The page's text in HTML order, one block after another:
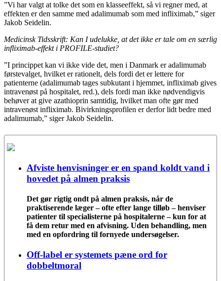
”Vi har valgt at tolke det som en klasseeffekt, så vi regner med, at
effekten er den samme med adalimumab som med infliximab,” siger
Jakob Seidelin.
Medicinsk Tidsskrift: Kan I udelukke, at det ikke er tale om en særlig
infliximab-effekt i PROFILE-studiet?
”I princippet kan vi ikke vide det, men i Danmark er adalimumab
førstevalget, hvilket er rationelt, dels fordi det er lettere for
patienterne (adalimumab tages subkutant i hjemmet, infliximab gives
intravenøst på hospitalet, red.), dels fordi man ikke nødvendigvis
behøver at give azathioprin samtidig, hvilket man ofte gør med
intravenøst infliximab. Bivirkningsprofilen er derfor lidt bedre med
adalimumab,” siger Jakob Seidelin.
Afviste henvisninger er en spand koldt vand i
hovedet på almen praksis
Det gør rigtig ondt på almen praksis, når de
praktiserende læger – ofte efter lange tilløb – henviser
patienter til specialisterne på hospitalerne – kun for at
få dem retur med en afvisning. Uden behandling, men
med en opfordring til fornyede undersøgelser.
Off-label er systemets pæne ord for
dobbeltmoral